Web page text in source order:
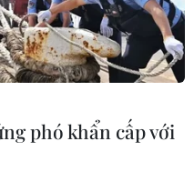
phó khẩn cấp với